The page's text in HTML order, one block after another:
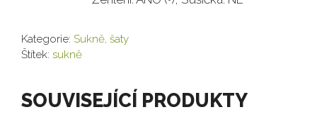
Kategorie: Sukně, šaty
Štítek: sukně
SOUVISEJÍCÍ PRODUKTY